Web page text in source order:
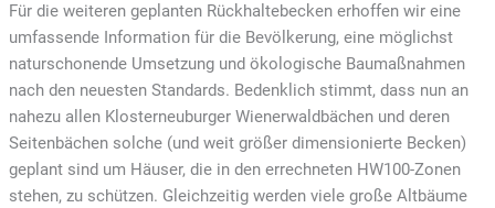
Für die weiteren geplanten Rückhaltebecken erhoffen wir eine
umfassende Information für die Bevölkerung, eine möglichst
naturschonende Umsetzung und ökologische Baumaßnahmen
nach den neuesten Standards. Bedenklich stimmt, dass nun an
nahezu allen Klosterneuburger Wienerwaldbächen und deren
Seitenbächen solche (und weit größer dimensionierte Becken)
geplant sind um Häuser, die in den errechneten HW100-Zonen
stehen, zu schützen. Gleichzeitig werden viele große Altbäume